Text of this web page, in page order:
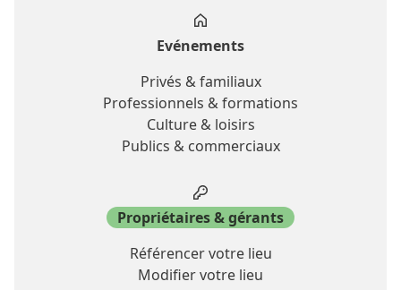
Evénements
Privés & familiaux
Professionnels & formations
Culture & loisirs
Publics & commerciaux
Propriétaires & gérants
Référencer votre lieu
Modifier votre lieu